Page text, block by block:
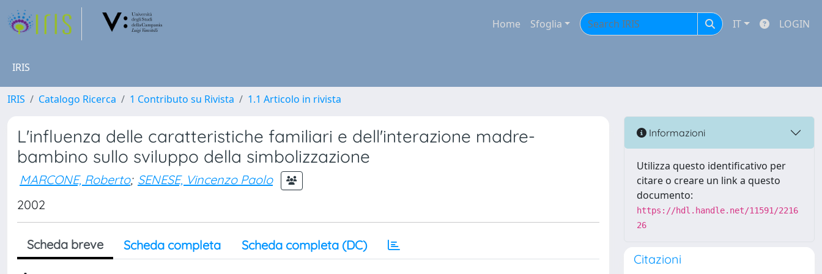
Home Sfoglia IT LOGIN
IRIS
IRIS Catalogo Ricerca 1 Contributo su Rivista 1.1 Articolo in rivista
L'influenza delle caratteristiche familiari e dell'interazione madre-
bambino sullo sviluppo della simbolizzazione
MARCONE, Roberto; SENESE, Vincenzo Paolo
2002
Scheda breve Scheda completa Scheda completa (DC)
Informazioni
Utilizza questo identificativo per
citare o creare un link a questo
documento:
https://hdl.handle.net/11591/2216
26
Citazioni